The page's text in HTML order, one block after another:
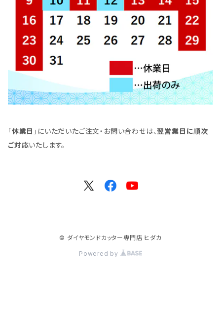
「休業日 」にいただいたご注文・お問い合わせは、翌営業日に順次
ご対応いたします。
© ダイヤモンドカッター専門店 ヒダカ
Powered by